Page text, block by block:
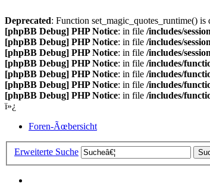
Deprecated: Function set_magic_quotes_runtime() is
[phpBB Debug] PHP Notice: in file /includes/
[phpBB Debug] PHP Notice: in file /includes/
[phpBB Debug] PHP Notice: in file /includes/
[phpBB Debug] PHP Notice: in file /includes/
[phpBB Debug] PHP Notice: in file /includes/
[phpBB Debug] PHP Notice: in file /includes/
[phpBB Debug] PHP Notice: in file /includes/
ï»¿
Foren-Ãœbersicht
Erweiterte Suche